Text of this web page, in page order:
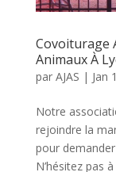
Covoiturage
Animaux À
par AJAS | Jan
Notre
rejoindre la
pour
N’hésitez pas